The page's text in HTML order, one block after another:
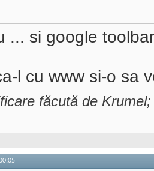
... si google
l cu www si-o sa
făcută de